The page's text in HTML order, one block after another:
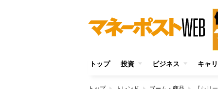
トップ 投資 ビジネス キャ